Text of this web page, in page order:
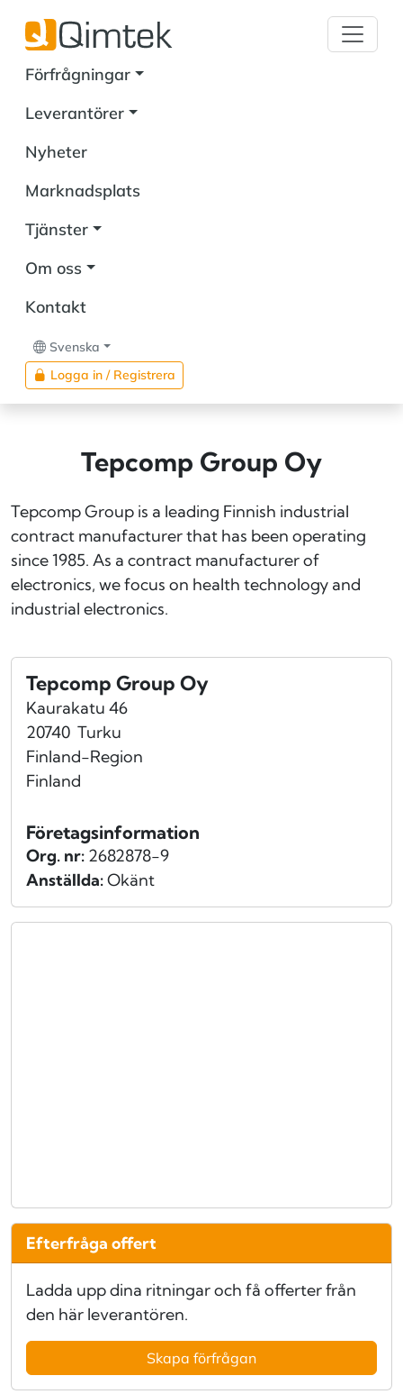
Förfrågningar
Leverantörer
Nyheter
Marknadsplats
Tjänster
Om oss
Kontakt
Svenska
Logga in / Registrera
Tepcomp Group Oy
Tepcomp Group is a leading Finnish industrial
contract manufacturer that has been operating
since 1985. As a contract manufacturer of
electronics, we focus on health technology and
industrial electronics.
Tepcomp Group Oy
Kaurakatu 46
20740 Turku
Finland-Region
Finland
Företagsinformation
Org. nr: 2682878-9
Anställda:Okänt
Efterfråga offert
Ladda upp dina ritningar och få offerter från
den här leverantören.
Skapa förfrågan